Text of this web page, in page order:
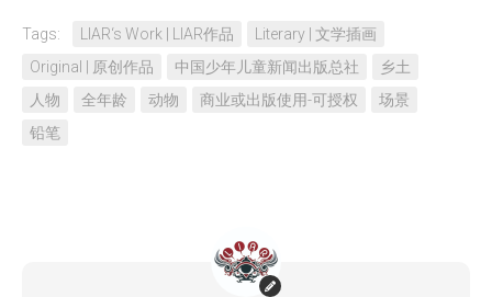
Tags: LIAR‘s Work | LIAR作品
Literary | 文学插画
Original | 原创作品
中国少年儿童新闻出版总社
乡土
人物
全年龄 动物 商业或出版使用-可授权
场景
铅笔